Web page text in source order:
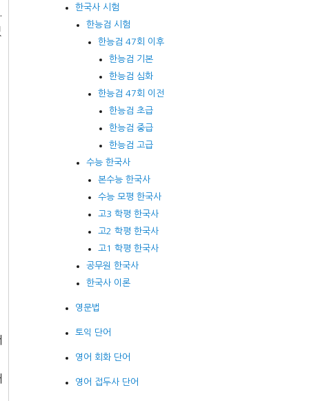
한국사 시험
한능검 시험
한능검 47회 이후
한능검 기본
한능검 심화
한능검 47회 이전
한능검 초급
한능검 중급
한능검 고급
수능 한국사
본수능 한국사
수능 모평 한국사
고3 학평 한국사
고2 학평 한국사
고1 학평 한국사
공무원 한국사
한국사 이론
영문법
토익 단어
영어 회화 단어
영어 접두사 단어